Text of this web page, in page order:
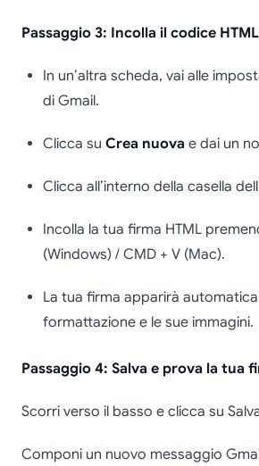
Passaggio 3: Incolla il codice
In un’altra scheda, vai alle
di Gmail.
Clicca su Crea nuova e dai un
Clicca all’interno della casella
Incolla la tua firma HTML
(Windows) / CMD + V (Mac).
La tua firma apparirà
formattazione e le sue immagini.
Passaggio 4: Salva e prova la tua
Scorri verso il basso e clicca su
Componi un nuovo messaggio